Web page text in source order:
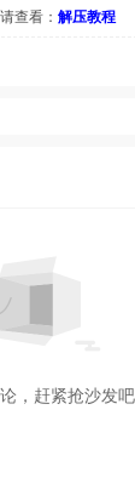
查看： 解压教程
，赶紧抢沙发吧